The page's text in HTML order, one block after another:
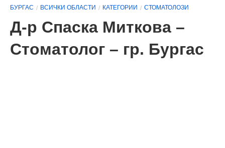
БУРГАС ВСИЧКИ ОБЛАСТИ КАТЕГОРИИ СТОМАТОЛОЗИ
Д-р Спаска Миткова –
Стоматолог – гр. Бургас